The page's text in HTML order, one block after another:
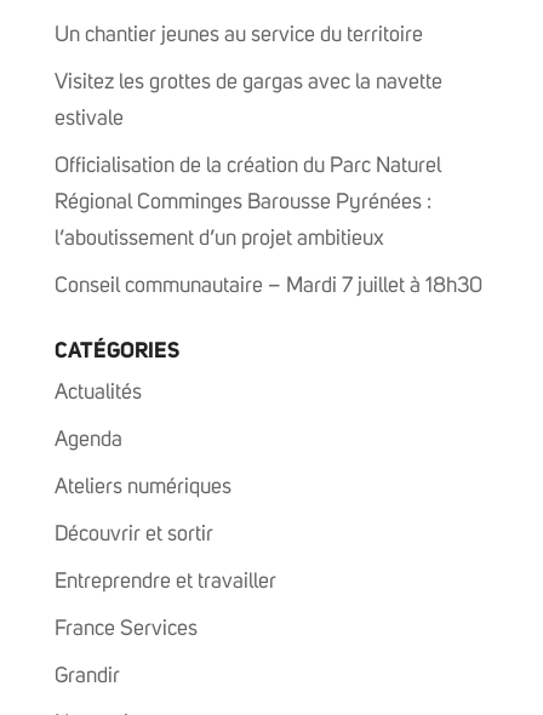
Un chantier jeunes au service du territoire
Visitez les grottes de gargas avec la navette
estivale
Officialisation de la création du Parc Naturel
Régional Comminges Barousse Pyrénées :
l’aboutissement d’un projet ambitieux
Conseil communautaire – Mardi 7 juillet à 18h30
CATÉGORIES
Actualités
Agenda
Ateliers numériques
Découvrir et sortir
Entreprendre et travailler
France Services
Grandir